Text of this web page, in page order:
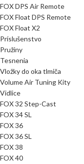
FOX DPS Air Remote
FOX Float DPS Remote
FOX Float X2
Príslušenstvo
Pružiny
Tesnenia
Vložky do oka tlmiča
Volume Air Tuning Kity
Vidlice
FOX 32 Step-Cast
FOX 34 SL
FOX 36
FOX 36 SL
FOX 38
FOX 40